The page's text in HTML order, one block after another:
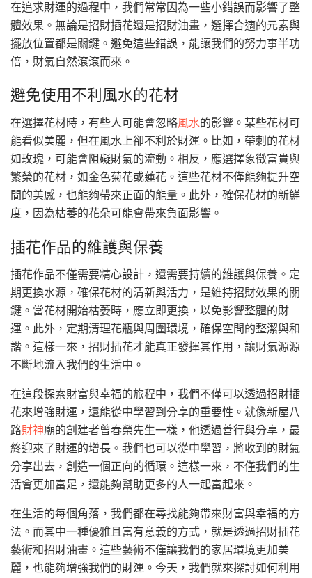
在追求財運的過程中，我們常常因為一些小錯誤而影響了整
體效果。無論是招財插花還是招財油畫，選擇合適的元素與
擺放位置都是關鍵。避免這些錯誤，能讓我們的努力事半功
倍，財氣自然滾滾而來。
避免使用不利風水的花材
在選擇花材時，有些人可能會忽略風水的影響。某些花材可
能看似美麗，但在風水上卻不利於財運。比如，帶刺的花材
如玫瑰，可能會阻礙財氣的流動。相反，應選擇象徵富貴與
繁榮的花材，如金色菊花或蓮花。這些花材不僅能夠提升空
間的美感，也能夠帶來正面的能量。此外，確保花材的新鮮
度，因為枯萎的花朵可能會帶來負面影響。
插花作品的維護與保養
插花作品不僅需要精心設計，還需要持續的維護與保養。定
期更換水源，確保花材的清新與活力，是維持招財效果的關
鍵。當花材開始枯萎時，應立即更換，以免影響整體的財
運。此外，定期清理花瓶與周圍環境，確保空間的整潔與和
諧。這樣一來，招財插花才能真正發揮其作用，讓財氣源源
不斷地流入我們的生活中。
在這段探索財富與幸福的旅程中，我們不僅可以透過招財插
花來增強財運，還能從中學習到分享的重要性。就像新屋八
路財神廟的創建者曾春榮先生一樣，他透過善行與分享，最
終迎來了財運的增長。我們也可以從中學習，將收到的財氣
分享出去，創造一個正向的循環。這樣一來，不僅我們的生
活會更加富足，還能夠幫助更多的人一起富起來。
在生活的每個角落，我們都在尋找能夠帶來財富與幸福的方
法。而其中一種優雅且富有意義的方式，就是透過招財插花
藝術和招財油畫。這些藝術不僅讓我們的家居環境更加美
麗，也能夠增強我們的財運。今天，我們就來探討如何利用